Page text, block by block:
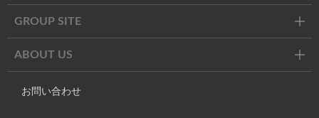
GROUP SITE
ABOUT US
お問い合わせ